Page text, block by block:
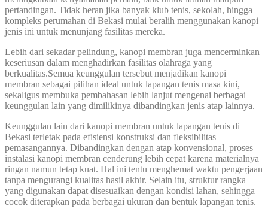
pertandingan. Tidak heran jika banyak klub tenis, sekolah, hingga
kompleks perumahan di Bekasi mulai beralih menggunakan kanopi
jenis ini untuk menunjang fasilitas mereka.
Lebih dari sekadar pelindung, kanopi membran juga mencerminkan
keseriusan dalam menghadirkan fasilitas olahraga yang
berkualitas.Semua keunggulan tersebut menjadikan kanopi
membran sebagai pilihan ideal untuk lapangan tenis masa kini,
sekaligus membuka pembahasan lebih lanjut mengenai berbagai
keunggulan lain yang dimilikinya dibandingkan jenis atap lainnya.
Keunggulan lain dari kanopi membran untuk lapangan tenis di
Bekasi terletak pada efisiensi konstruksi dan fleksibilitas
pemasangannya. Dibandingkan dengan atap konvensional, proses
instalasi kanopi membran cenderung lebih cepat karena materialnya
ringan namun tetap kuat. Hal ini tentu menghemat waktu pengerjaan
tanpa mengurangi kualitas hasil akhir. Selain itu, struktur rangka
yang digunakan dapat disesuaikan dengan kondisi lahan, sehingga
cocok diterapkan pada berbagai ukuran dan bentuk lapangan tenis.